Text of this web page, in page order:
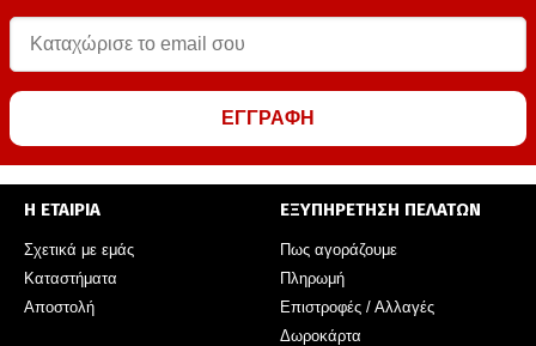
ΕΓΓΡΑΦΗ
Η ΕΤΑΙΡΙΑ
Σχετικά με εμάς
Καταστήματα
Αποστολή
ΕΞΥΠΗΡΕΤΗΣΗ ΠΕΛΑΤΩΝ
Πως αγοράζουμε
Πληρωμή
Επιστροφές / Αλλαγές
Δωροκάρτα